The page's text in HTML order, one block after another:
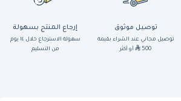
توصيل موثوق
توصيل مجاني عند الشراء بقيمة
500
أو أكثر
إرجاع المنتج بسهولة
سهولة الاسترجاع خلال ١٤ يوم
من التسليم